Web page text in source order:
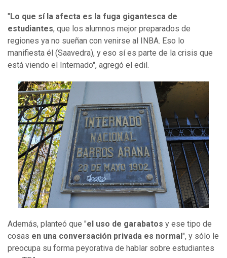
"Lo que sí la afecta es la fuga gigantesca de
estudiantes, que los alumnos mejor preparados de
regiones ya no sueñan con venirse al INBA. Eso lo
manifiesta él (Saavedra), y eso sí es parte de la crisis que
está viendo el Internado", agregó el edil.
Además, planteó que "el uso de garabatos y ese tipo de
cosas en una conversación privada es normal", y sólo le
preocupa su forma peyorativa de hablar sobre estudiantes